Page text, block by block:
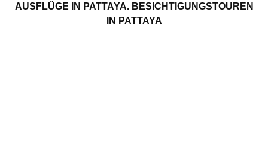
AUSFLÜGE IN PATTAYA. BESICHTIGUNGSTOUREN
IN PATTAYA